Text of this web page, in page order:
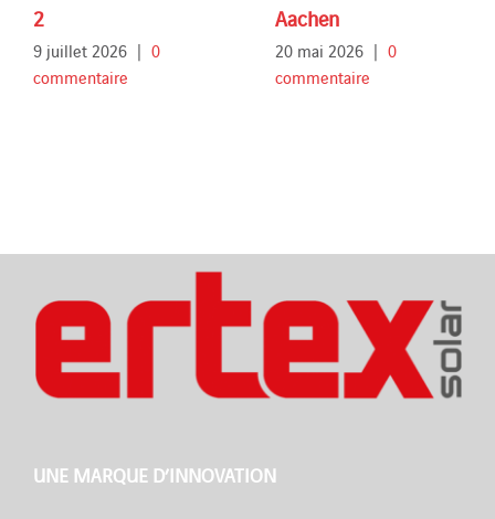
2
9 juillet 2026 | 0
commentaire
Aachen
20 mai 2026 | 0
commentaire
UNE MARQUE D’INNOVATION